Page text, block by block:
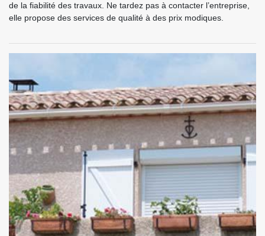
de la fiabilité des travaux. Ne tardez pas à contacter l’entreprise,
elle propose des services de qualité à des prix modiques.